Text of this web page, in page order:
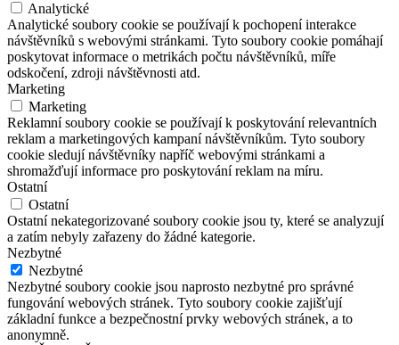
Analytické
Analytické soubory cookie se používají k pochopení interakce
návštěvníků s webovými stránkami. Tyto soubory cookie pomáhají
poskytovat informace o metrikách počtu návštěvníků, míře
odskočení, zdroji návštěvnosti atd.
Marketing
Marketing
Reklamní soubory cookie se používají k poskytování relevantních
reklam a marketingových kampaní návštěvníkům. Tyto soubory
cookie sledují návštěvníky napříč webovými stránkami a
shromažďují informace pro poskytování reklam na míru.
Ostatní
Ostatní
Ostatní nekategorizované soubory cookie jsou ty, které se analyzují
a zatím nebyly zařazeny do žádné kategorie.
Nezbytné
Nezbytné
Nezbytné soubory cookie jsou naprosto nezbytné pro správné
fungování webových stránek. Tyto soubory cookie zajišťují
základní funkce a bezpečnostní prvky webových stránek, a to
anonymně.